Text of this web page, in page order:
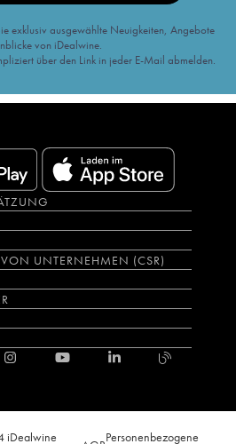
exklusiv ausgewählte Neuigkeiten, Angebote
von iDealwine.
über den Link in jeder E-Mail abmelden.
UNTERNEHMEN (CSR)
iDealwine Personenbezogene